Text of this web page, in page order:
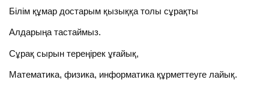
Білім құмар достарым қызыққа толы сұрақты
Алдарыңа тастаймыз.
Сұрақ сырын тереңірек ұғайық,
Математика, физика, информатика құрметтеуге лайық.